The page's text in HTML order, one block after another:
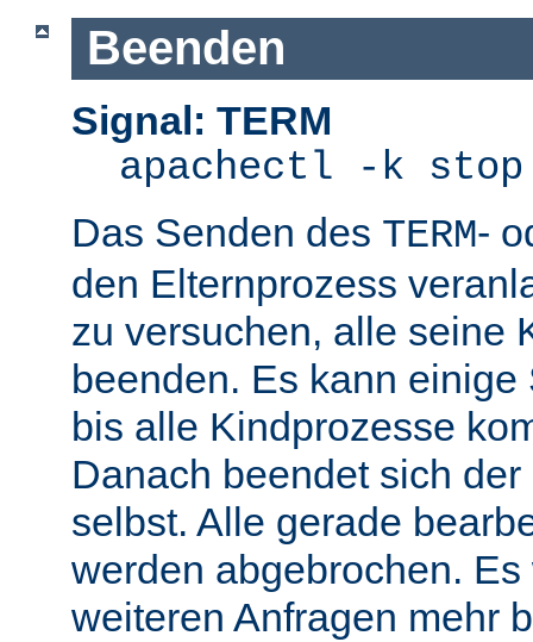
Beenden
Signal: TERM
apachectl -k stop
Das Senden des TERM-
den Elternprozess
zu versuchen, alle seine
beenden. Es kann
bis alle Kindprozesse
Danach beendet sich
selbst. Alle gerade
werden abgebrochen.
weiteren Anfragen mehr